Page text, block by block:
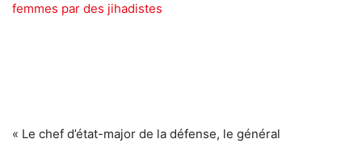
femmes par des jihadistes
« Le chef d’état-major de la défense, le général